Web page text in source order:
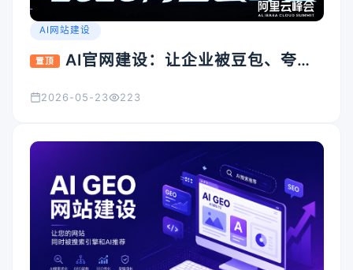
AI网站建设
置顶
AI官网建设：让企业被豆包、夸
2026-05-23 223